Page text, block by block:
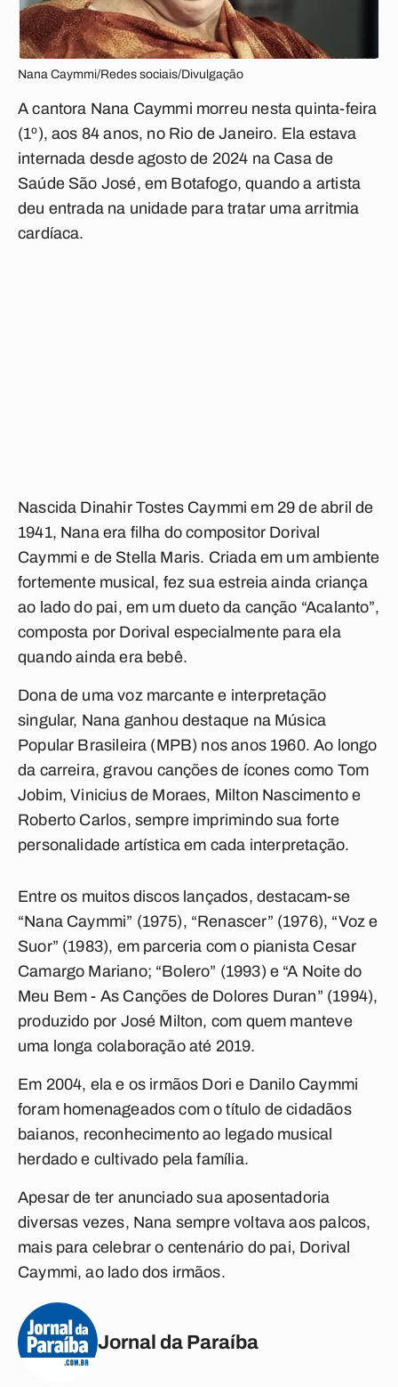
Nana Caymmi/Redes sociais/Divulgação
A cantora Nana Caymmi morreu nesta quinta-feira
(1º), aos 84 anos, no Rio de Janeiro. Ela estava
internada desde agosto de 2024 na Casa de
Saúde São José, em Botafogo, quando a artista
deu entrada na unidade para tratar uma arritmia
cardíaca.
Nascida Dinahir Tostes Caymmi em 29 de abril de
1941, Nana era filha do compositor Dorival
Caymmi e de Stella Maris. Criada em um ambiente
fortemente musical, fez sua estreia ainda criança
ao lado do pai, em um dueto da canção “Acalanto”,
composta por Dorival especialmente para ela
quando ainda era bebê.
Dona de uma voz marcante e interpretação
singular, Nana ganhou destaque na Música
Popular Brasileira (MPB) nos anos 1960. Ao longo
da carreira, gravou canções de ícones como Tom
Jobim, Vinicius de Moraes, Milton Nascimento e
Roberto Carlos, sempre imprimindo sua forte
personalidade artística em cada interpretação.
Entre os muitos discos lançados, destacam-se
“Nana Caymmi” (1975), “Renascer” (1976), “Voz e
Suor” (1983), em parceria com o pianista Cesar
Camargo Mariano; “Bolero” (1993) e “A Noite do
Meu Bem - As Canções de Dolores Duran” (1994),
produzido por José Milton, com quem manteve
uma longa colaboração até 2019.
Em 2004, ela e os irmãos Dori e Danilo Caymmi
foram homenageados com o título de cidadãos
baianos, reconhecimento ao legado musical
herdado e cultivado pela família.
Apesar de ter anunciado sua aposentadoria
diversas vezes, Nana sempre voltava aos palcos,
mais para celebrar o centenário do pai, Dorival
Caymmi, ao lado dos irmãos.
Jornal da Paraíba